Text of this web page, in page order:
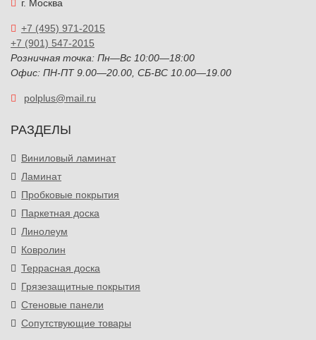
г. Москва
+7 (495) 971-2015
+7 (901) 547-2015
Розничная точка: Пн—Вс 10:00—18:00
Офис: ПН-ПТ 9.00—20.00, СБ-ВС 10.00—19.00
polplus@mail.ru
РАЗДЕЛЫ
Виниловый ламинат
Ламинат
Пробковые покрытия
Паркетная доска
Линолеум
Ковролин
Террасная доска
Грязезащитные покрытия
Стеновые панели
Сопутствующие товары